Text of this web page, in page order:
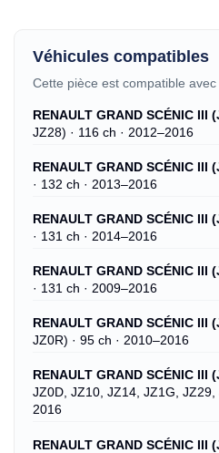
Véhicules compatibles
Cette pièce est compatible
RENAULT GRAND SCÉNIC III
JZ28) · 116 ch · 2012–2016
RENAULT GRAND SCÉNIC III
· 132 ch · 2013–2016
RENAULT GRAND SCÉNIC III
· 131 ch · 2014–2016
RENAULT GRAND SCÉNIC III
· 131 ch · 2009–2016
RENAULT GRAND SCÉNIC III
JZ0R) · 95 ch · 2010–2016
RENAULT GRAND SCÉNIC III
JZ0D, JZ10, JZ14, JZ1G, JZ29,
2016
RENAULT GRAND SCÉNIC III